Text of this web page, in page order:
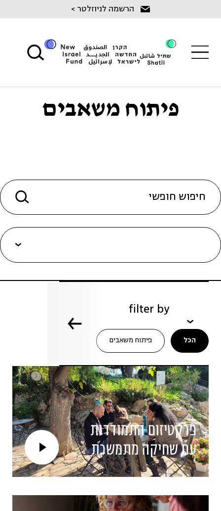
content
הרשמה לניוזלטר >
פיתוח משאבים
filter by
הכל פיתוח משאבים
פרקטיזום התמודדות
עם שחיקה מתמשכת
מנחות המפגש: לנה צ'רביצ'ניה ומאיה